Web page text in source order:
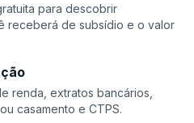
para descobrir
receberá de subsídio e o valor
renda, extratos bancários,
casamento e CTPS.